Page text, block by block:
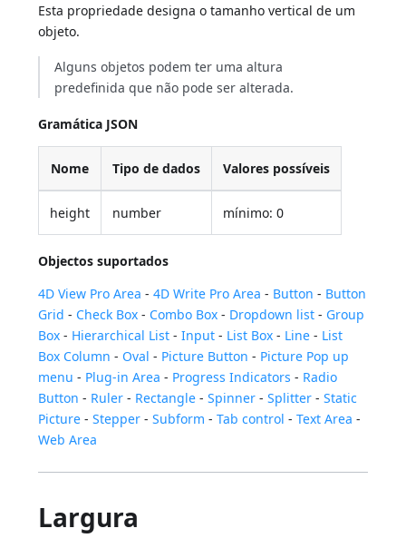
Esta propriedade designa o tamanho vertical de um
objeto.
Alguns objetos podem ter uma altura
predefinida que não pode ser alterada.
Gramática JSON
Nome Tipo de dados Valores possíveis
height number mínimo: 0
Objectos suportados
4D View Pro Area -4D Write Pro Area - Button - Button
Grid - Check Box - Combo Box - Dropdown list - Group
Box - Hierarchical List -Input - List Box - Line - List
Box Column - Oval - Picture Button - Picture Pop up
menu - Plug-in Area - Progress Indicators - Radio
Button - Ruler - Rectangle -Spinner -Splitter -Static
Picture -Stepper -Subform -Tab control -Text Area -
Web Area
Largura